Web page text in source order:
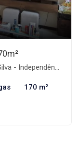
Taubaté-SP
170 m²